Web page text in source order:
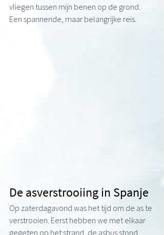
vliegen tussen mijn benen op de grond.
Een spannende, maar belangrijke reis.
De asverstrooiing in Spanje
Op zaterdagavond was het tijd om de as te
verstrooien. Eerst hebben we met elkaar
gegeten op het strand, de asbus stond